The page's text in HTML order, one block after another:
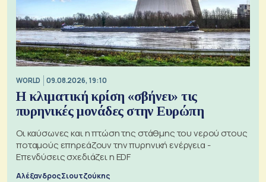
WORLD 09.08.2026, 19:10
Η κλιματική κρίση «σβήνει» τις
πυρηνικές μονάδες στην Ευρώπη
Οι καύσωνες και η πτώση της στάθμης του νερού στους
ποταμούς επηρεάζουν την πυρηνική ενέργεια -
Επενδύσεις σχεδιάζει η EDF
Αλέξανδρος Σιουτζούκης